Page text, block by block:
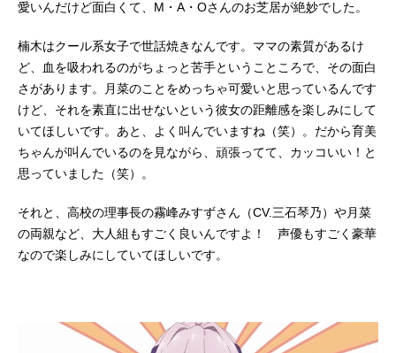
愛いんだけど面白くて、M・A・Oさんのお芝居が絶妙でした。
楠木はクール系女子で世話焼きなんです。ママの素質があるけ
ど、血を吸われるのがちょっと苦手ということころで、その面白
さがあります。月菜のことをめっちゃ可愛いと思っているんです
けど、それを素直に出せないという彼女の距離感を楽しみにして
いてほしいです。あと、よく叫んでいますね（笑）。だから育美
ちゃんが叫んでいるのを見ながら、頑張ってて、カッコいい！と
思っていました（笑）。
それと、高校の理事長の霧峰みすずさん（CV.三石琴乃）や月菜
の両親など、大人組もすごく良いんですよ！ 声優もすごく豪華
なので楽しみにしていてほしいです。